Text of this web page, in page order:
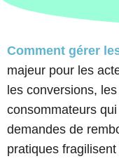
Comment gérer
majeur pour les
les conversions,
consommateurs
demandes de
pratiques